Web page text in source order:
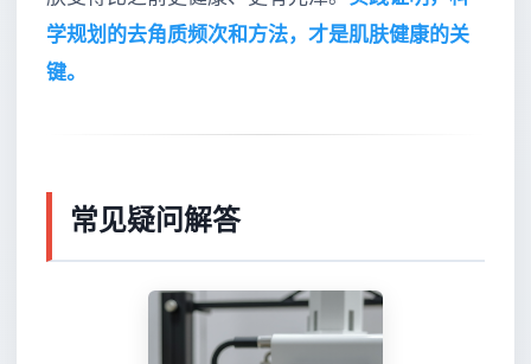
学规划的去角质频次和方法，才是肌肤健康的关
键。
常见疑问解答